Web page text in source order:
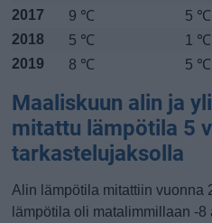
2017
9 ℃ 5 ℃
2018
5 ℃ 1 ℃
2019
8 ℃ 5 ℃
Maaliskuun alin ja
mitattu lämpötila 5
tarkastelujaksolla
Alin lämpötila mitattiin vuonna
lämpötila oli matalimmillaan -